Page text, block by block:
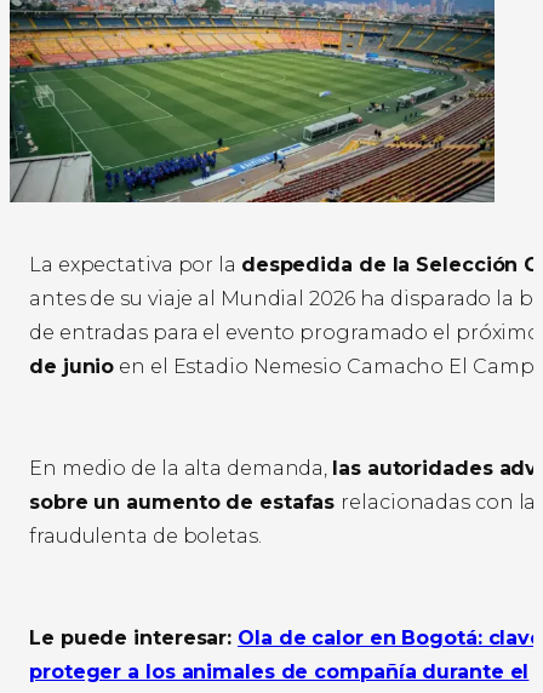
La expectativa por la despedida de la Selección
antes de su viaje al Mundial 2026 ha disparado la
de entradas para el evento programado el
de junio en el Estadio Nemesio Camacho El
En medio de la alta demanda, las autoridades
sobre un aumento de estafas relacionadas con la
fraudulenta de boletas.
Le puede interesar: Ola de calor en Bogotá:
proteger a los animales de compañía durante el